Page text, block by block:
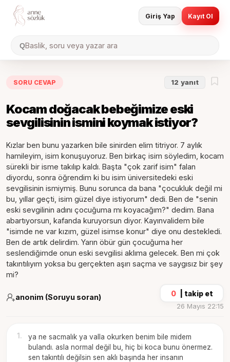
QBaslik, soru veya yazar ara
Giriş Yap Kayıt Ol
SORU CEVAP 12 yanıt
Kocam doğacak bebeğimize eski
sevgilisinin ismini koymak istiyor?
Kızlar ben bunu yazarken bile sinirden elim titriyor. 7 aylık
hamileyim, isim konuşuyoruz. Ben birkaç isim söyledim, kocam
sürekli bir isme takılıp kaldı. Başta "çok zarif isim" falan
diyordu, sonra öğrendim ki bu isim üniversitedeki eski
sevgilisinin ismiymiş. Bunu sorunca da bana "çocukluk değil mi
bu, yıllar geçti, isim güzel diye istiyorum" dedi. Ben de "senin
eski sevgilinin adını çocuğuma mı koyacağım?" dedim. Bana
abartıyorsun, kafanda kuruyorsun diyor. Kayınvalidem bile
"isimde ne var kızım, güzel isimse konur" diye onu destekledi.
Ben de artık delirdim. Yarın öbür gün çocuğuma her
seslendiğimde onun eski sevgilisi aklıma gelecek. Ben mi çok
takıntılıyım yoksa bu gerçekten aşırı saçma ve saygısız bir şey
mi?
anonim (Soruyu soran) 0 takip et
26 Mayıs 22:15
1 .
ya ne sacmalık ya valla okurken benim bile midem
bulandı. asla normal değil bu, hiç bi koca bunu önermez.
sen takıntılı değilsin sen aklı başında her insanın